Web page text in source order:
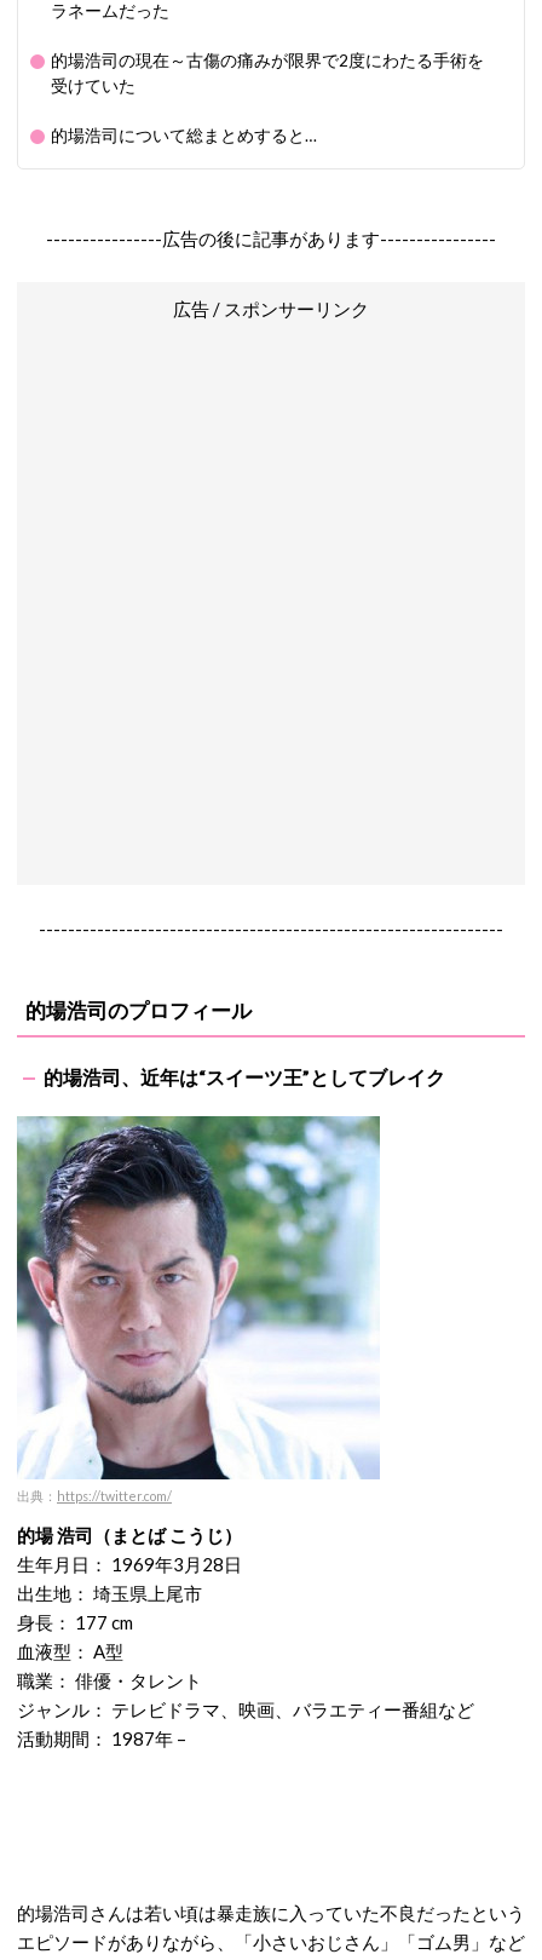
ラネームだった
的場浩司の現在～古傷の痛みが限界で2度にわたる手術を
受けていた
的場浩司について総まとめすると…
----------------広告の後に記事があります----------------
広告 / スポンサーリンク
----------------------------------------------------------------
的場浩司のプロフィール
的場浩司、近年は“スイーツ王”としてブレイク
出典： https://twitter.com/
的場 浩司（まとば こうじ）
生年月日： 1969年3月28日
出生地： 埼玉県上尾市
身長： 177 cm
血液型： A型
職業： 俳優・タレント
ジャンル： テレビドラマ、映画、バラエティー番組など
活動期間： 1987年 –
的場浩司さんは若い頃は暴走族に入っていた不良だったという
エピソードがありながら、「小さいおじさん」「ゴム男」など